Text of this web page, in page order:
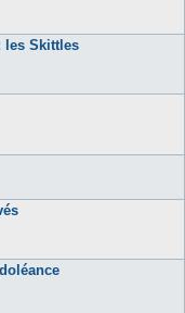
les Skittles